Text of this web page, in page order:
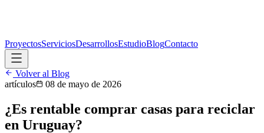
ProyectosServiciosDesarrollosEstudioBlogContacto
Volver al Blog
artículos
08 de mayo de 2026
¿Es rentable comprar casas para reciclar
en Uruguay?